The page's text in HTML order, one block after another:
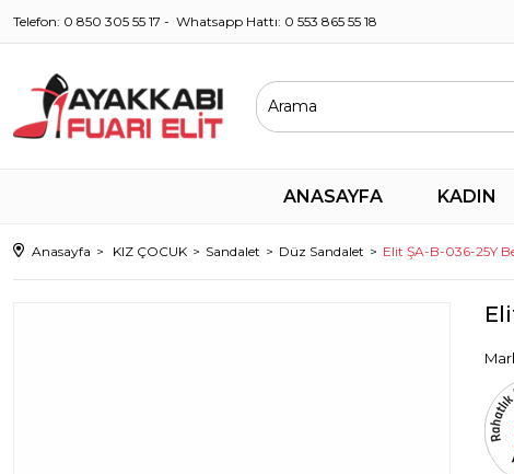
Telefon: 0 850 305 55 17 - Whatsapp Hattı: 0 553 865 55 18
ANASAYFA KADIN
Anasayfa KIZ ÇOCUK Sandalet Düz Sandalet Elit ŞA-B-036-25Y